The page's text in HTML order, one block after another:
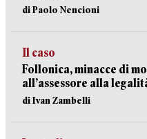
di Paolo Nencioni
Il caso
Follonica, minacce di
all’assessore alla
di Ivan Zambelli